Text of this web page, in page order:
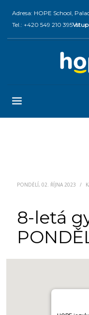
Adresa: HOPE School,
Tel.: +420 549 210 395
PONDĚLÍ, 02. ŘÍJNA 2023 /
8-letá